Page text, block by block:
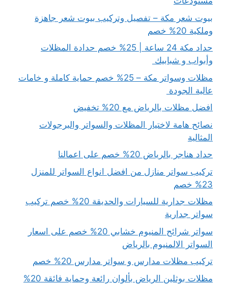
بيوت شعر مكة – تفصيل وتركيب بيوت شعر جاهزة
وملكية 20% خصم
حداد مكة 24 ساعة | 25% خصم حدادة المظلات
وأبواب و شبابيك
مظلات وسواتر مكة – 25% خصم حماية كاملة و خامات
عالية الجودة
افضل مظلات بالرياض مع 20% تخفيض
نصائح هامة لاختيار المظلات والسواتر والبرجولات
المثالية
حداد هناجر بالرياض 20% خصم على اعمالنا
تركيب سواتر منازل من افضل انواع السواتر للمنزل
23% خصم
مظلات جدارية للسيارات والحديقة 20% خصم تركيب
سواتر جدارية
سواتر شرائح المنيوم خشابي 20% خصم على اسعار
السواتر الالمنيوم بالرياض
تركيب مظلات مدارس و سواتر مدارس 20% خصم
مظلات بوثلين الرياض بألوان رائعة وحماية فائقة 20%